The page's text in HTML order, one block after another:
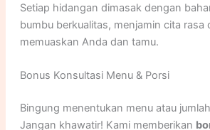
Setiap hidangan dimasak dengan
bumbu berkualitas, menjamin cita rasa
memuaskan Anda dan tamu.
Bonus Konsultasi Menu & Porsi
Bingung menentukan menu atau
Jangan khawatir! Kami memberikan